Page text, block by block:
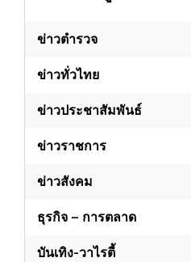
ข่าวตำรวจ
ข่าวทั่วไทย
ข่าวประชาสัมพันธ์
ข่าวราชการ
ข่าวสังคม
ธุรกิจ – การตลาด
บันเทิง-วาไรตี้